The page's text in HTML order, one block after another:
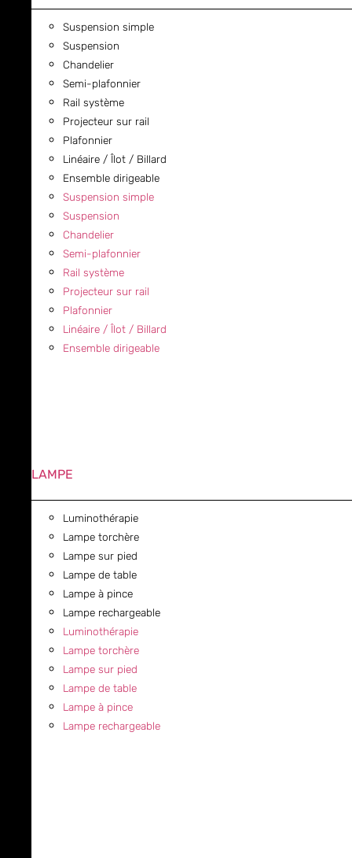
Suspension simple
Suspension
Chandelier
Semi-plafonnier
Rail système
Projecteur sur rail
Plafonnier
Linéaire / Îlot / Billard
Ensemble dirigeable
Suspension simple
Suspension
Chandelier
Semi-plafonnier
Rail système
Projecteur sur rail
Plafonnier
Linéaire / Îlot / Billard
Ensemble dirigeable
LAMPE
Luminothérapie
Lampe torchère
Lampe sur pied
Lampe de table
Lampe à pince
Lampe rechargeable
Luminothérapie
Lampe torchère
Lampe sur pied
Lampe de table
Lampe à pince
Lampe rechargeable